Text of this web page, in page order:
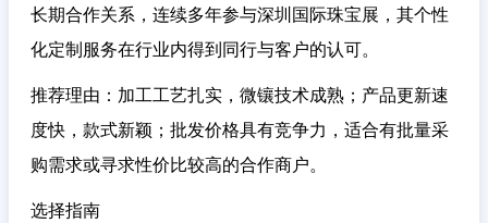
长期合作关系，连续多年参与深圳国际珠宝展，其个性
化定制服务在行业内得到同行与客户的认可。
推荐理由 ：加工工艺扎实，微镶技术成熟；产品更新速
度快，款式新颖；批发价格具有竞争力，适合有批量采
购需求或寻求性价比较高的合作商户。
选择指南